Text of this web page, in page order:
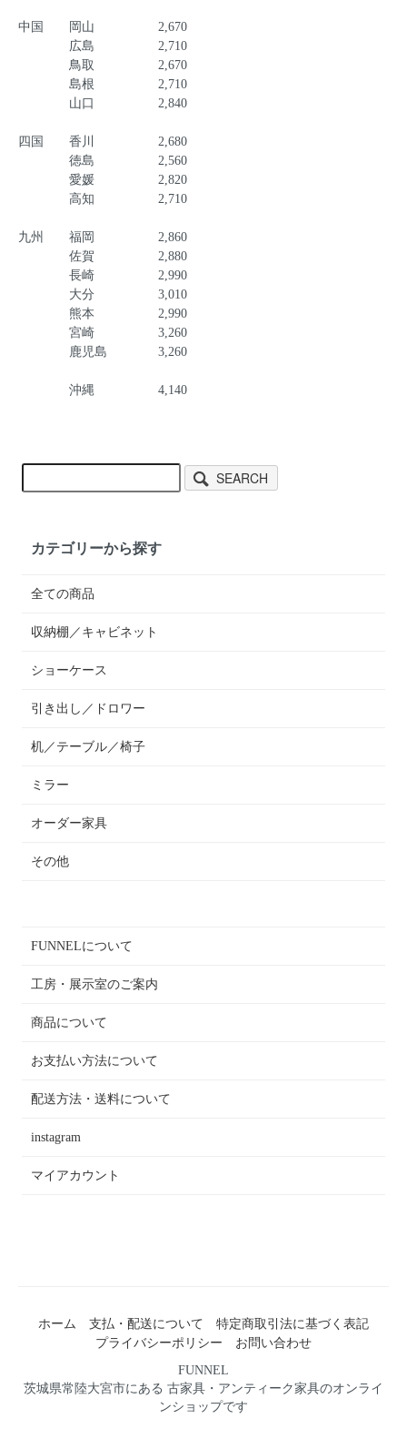
中国 岡山 2,670
広島 2,710
鳥取 2,670
島根 2,710
山口 2,840
四国 香川 2,680
徳島 2,560
愛媛 2,820
高知 2,710
九州 福岡 2,860
佐賀 2,880
長崎 2,990
大分 3,010
熊本 2,990
宮崎 3,260
鹿児島 3,260
沖縄 4,140
SEARCH
カテゴリーから探す
全ての商品
収納棚／キャビネット
ショーケース
引き出し／ドロワー
机／テーブル／椅子
ミラー
オーダー家具
その他
FUNNELについて
工房・展示室のご案内
商品について
お支払い方法について
配送方法・送料について
instagram
マイアカウント
ホーム 支払・配送について
特定商取引法に基づく表記
プライバシーポリシー
お問い合わせ
FUNNEL
茨城県常陸大宮市にある 古家具・アンティーク家具のオンライ
ンショップです